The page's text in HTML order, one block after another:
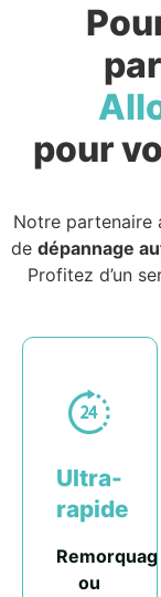
pour
Notre partenaire
de dépannage
Profitez d’un
Ultra-
rapide
Remorquage
ou